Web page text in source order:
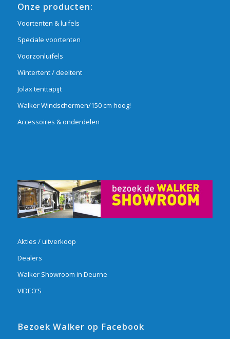
Onze producten:
Voortenten & luifels
Speciale voortenten
Voorzonluifels
Wintertent / deeltent
Jolax tenttapijt
Walker Windschermen/150 cm hoog!
Accessoires & onderdelen
Akties / uitverkoop
Dealers
Walker Showroom in Deurne
VIDEO’S
Bezoek Walker op Facebook